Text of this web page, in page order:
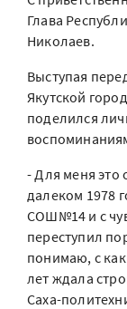
Глава
Николаев.
Выступая
Якутской
поделился
- Для меня это
далеком 1978
СОШ№14 и с
переступил
понимаю, с
лет ждала
Саха-